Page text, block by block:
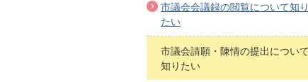
市議会会議録の閲覧について知り
たい
市議会請願・陳情の提出について
知りたい